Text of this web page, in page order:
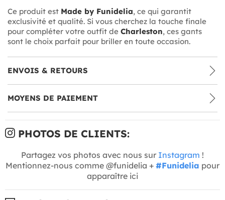
Ce produit est Made by Funidelia, ce qui garantit
exclusivité et qualité. Si vous cherchez la touche finale
pour compléter votre outfit de Charleston, ces gants
sont le choix parfait pour briller en toute occasion.
ENVOIS & RETOURS
MOYENS DE PAIEMENT
PHOTOS DE CLIENTS:
Partagez vos photos avec nous sur Instagram !
Mentionnez-nous comme @funidelia + #Funidelia pour
apparaître ici